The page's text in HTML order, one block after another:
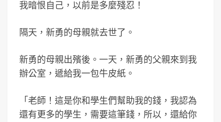
我暗恨自己，以前是多麼殘忍！
隔天，新勇的母親就去世了。
新勇的母親出殯後。一天，新勇的父親來到我
辦公室，遞給我一包牛皮紙。
「老師！這是你和學生們幫助我的錢，我認為
還有更多的學生，需要這筆錢，所以，還給你